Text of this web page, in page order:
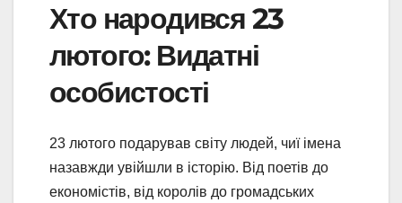
Хто народився 23
лютого: Видатні
особистості
23 лютого подарував світу людей, чиї імена
назавжди увійшли в історію. Від поетів до
економістів, від королів до громадських